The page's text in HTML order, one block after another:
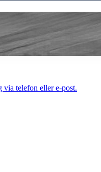
via telefon eller e-post.